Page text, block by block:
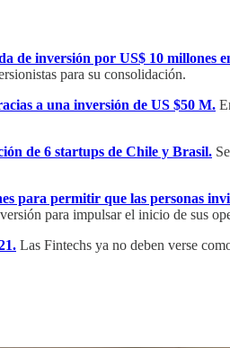
de inversión por US$ 10 millones
para su consolidación.
a una inversión de US $50 M.
de 6 startups de Chile y Brasil.
para permitir que las personas
para impulsar el inicio de sus
Las Fintechs ya no deben verse